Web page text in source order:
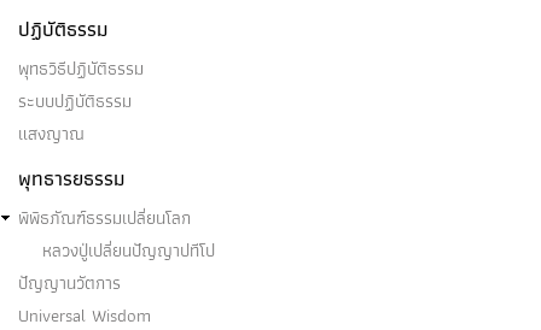
ปฏิบัติธรรม
พุทธวิธีปฏิบัติธรรม
ระบบปฏิบัติธรรม
แสงญาณ
พุทธารยธรรม
พิพิธภัณฑ์ธรรมเปลี่ยนโลก
หลวงปู่เปลี่ยนปัญญาปทีโป
ปัญญานวัตการ
Universal Wisdom